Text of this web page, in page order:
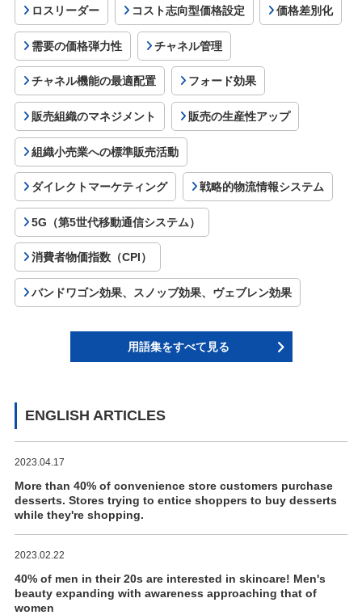
ロスリーダー コスト志向型価格設定 価格差別化
需要の価格弾力性 チャネル管理
チャネル機能の最適配置 フォード効果
販売組織のマネジメント 販売の生産性アップ
組織小売業への標準販売活動
ダイレクトマーケティング 戦略的物流情報システム
5G（第5世代移動通信システム）
消費者物価指数（CPI）
バンドワゴン効果、スノッブ効果、ヴェブレン効果
用語集をすべて見る
ENGLISH ARTICLES
2023.04.17
More than 40% of convenience store customers purchase
desserts. Stores trying to entice shoppers to buy desserts
while they're shopping.
2023.02.22
40% of men in their 20s are interested in skincare! Men's
beauty expanding with awareness approaching that of
women